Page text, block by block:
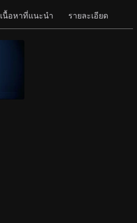
เนื้อหาที่แนะนำ รายละเอียด